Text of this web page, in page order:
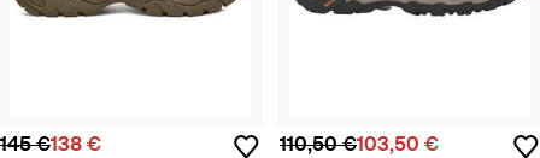
145 €138 € 110,50 €103,50 €